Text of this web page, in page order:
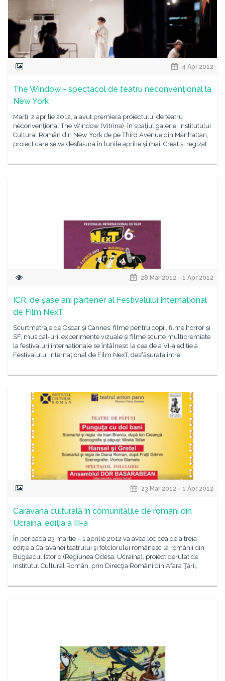
4 Apr 2012
The Window - spectacol de teatru neconvenţional la
New York
Marți, 2 aprilie 2012, a avut premiera proiectului de teatru
neconvenţional The Window (Vitrina), în spaţiul galeriei Institutului
Cultural Român din New York de pe Third Avenue din Manhattan,
proiect care se va desfășura în lunile aprilie şi mai. Creat şi regizat
28 Mar 2012 - 1 Apr 2012
ICR, de șase ani partener al Festivalului Internațional
de Film NexT
Scurtmetraje de Oscar și Cannes, filme pentru copii, filme horror și
SF, musical-uri, experimente vizuale și filme scurte multipremiate
la festivaluri internaționale se întâlnesc la cea de a VI-a ediție a
Festivalului Internațional de Film NexT, desfășurată între
23 Mar 2012 - 1 Apr 2012
Caravana culturală în comunităţile de români din
Ucraina, ediţia a III-a
În perioada 23 martie – 1 aprilie 2012 va avea loc cea de a treia
ediție a Caravanei teatrului şi folclorului românesc la românii din
Bugeacul Istoric (Regiunea Odesa, Ucraina), proiect derulat de
Institutul Cultural Român, prin Direcţia Români din Afara Ţării,